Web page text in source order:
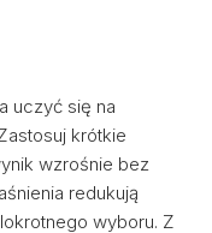
uczyć się na
krótkie
wzrośnie bez
redukują
wyboru. Z